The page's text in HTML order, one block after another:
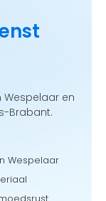
en
Brabant.
Wespelaar